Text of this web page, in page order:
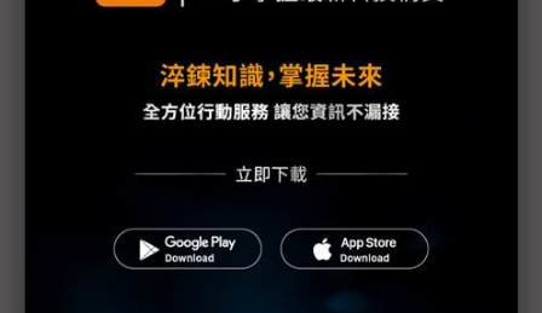
川普10萬美元H-1B簽證費用爭議延燒 美國商會提起
魏哲家自嘲含淚打造台積美廠 NYT剖析1.8萬條法規
如何綁住晶圓代工龍頭手腳
從DeepSeek到H200鬆綁 盤點NVIDIA 2025年十大
新的逆襲之路？ 業者估未來5~10年中國將竄出多家